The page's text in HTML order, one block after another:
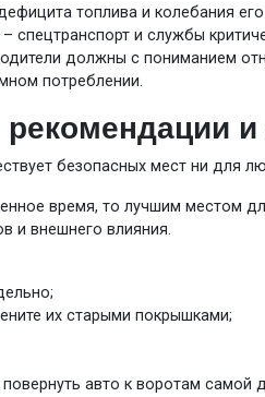
топлива и колебания
спецтранспорт и службы
должны с пониманием
потреблении.
безопасных мест ни для
время, то лучшим местом
и внешнего влияния.
их старыми покрышками;
авто к воротам самой